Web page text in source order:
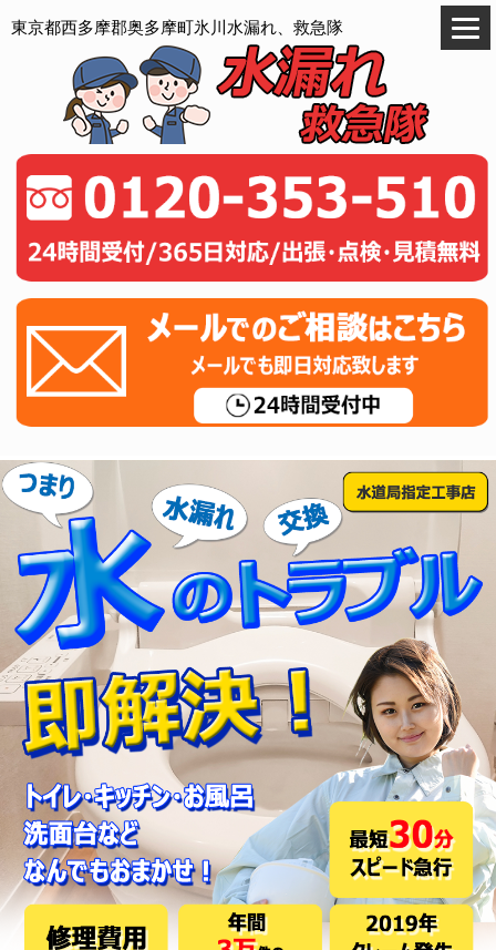
東京都西多摩郡奥多摩町氷川水漏れ、救急隊